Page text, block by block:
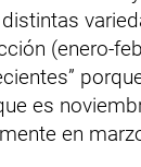
distintas
(enero-
es
en